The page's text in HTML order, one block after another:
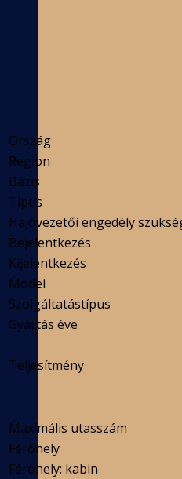
Ország
Region
Bázis
Típus
Hajóvezetői engedély
Bejelentkezés
Kijelentkezés
Model
Szolgáltatástípus
Gyártás éve
Teljesítmény
Maximális utasszám
Férőhely
Férőhely: kabin